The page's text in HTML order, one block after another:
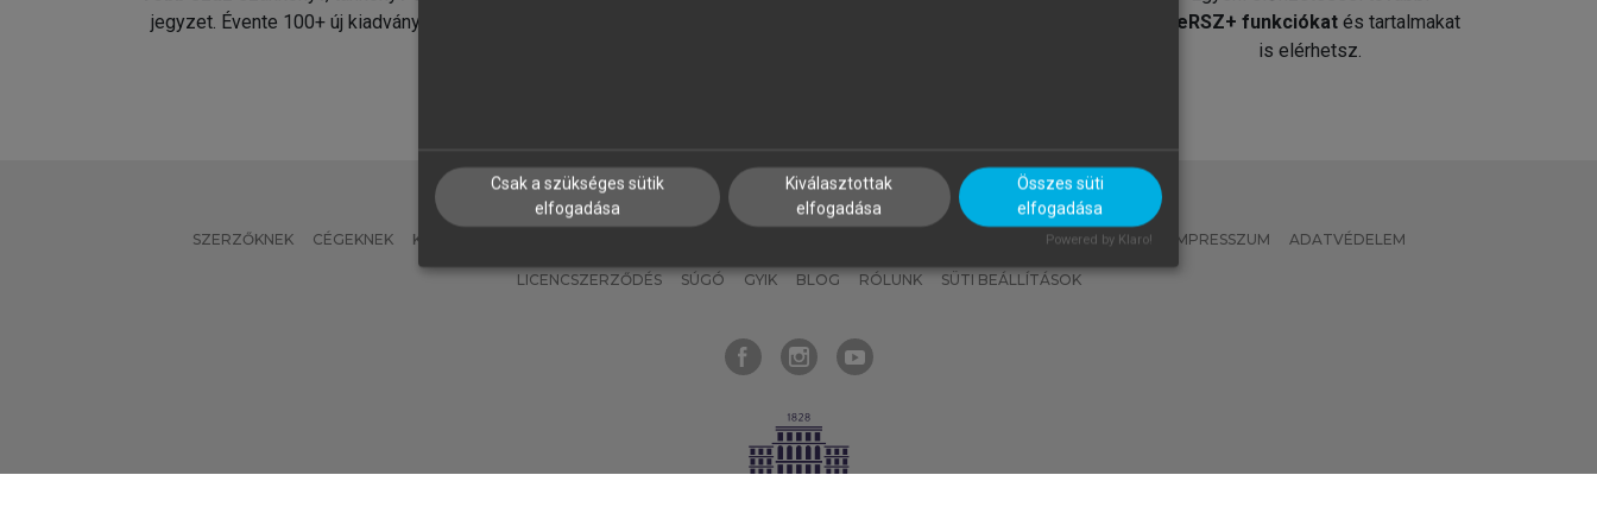
jegyzet. Évente 100+ új kiadvány.
MeRSZ+ funkciókat és tartalmakat
is elérhetsz.
SZERZŐKNEK CÉGEKNEK KÖNYVTÁROSOKNAK MI – ÁLTALÁNOS IRÁNYELVEK IMPRESSZUM ADATVÉDELEM
LICENCSZERZŐDÉS SÚGÓ GYIK BLOG RÓLUNK SÜTI BEÁLLÍTÁSOK
Csak a szükséges sütik
elfogadása
Kiválasztottak
elfogadása
Összes süti
elfogadása
Powered by Klaro!